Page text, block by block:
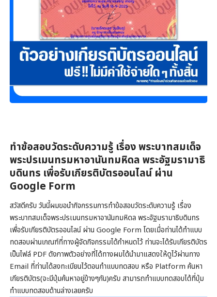
ทำข้อสอบวัดระดับความรู้ เรื่อง พระบาทสมเด็จ
พระปรเมนทรมหาอานันทมหิดล พระอัฐมรามาธิ
บดินทร เพื่อรับเกียรติบัตรออนไลน์ ผ่าน
Google Form
สวัสดีครับ วันนี้ผมขอนำกิจกรรมการทำข้อสอบวัดระดับความรู้ เรื่อง
พระบาทสมเด็จพระปรเมนทรมหาอานันทมหิดล พระอัฐมรามาธิบดินทร
เพื่อรับเกียรติบัตรออนไลน์ ผ่าน Google Form โดยเมื่อท่านได้ทำแบบ
ทดสอบผ่านเกณฑ์ที่ทางผู้จัดกิจกรรมได้กำหนดไว้ ท่านจะได้รับเกียรติบัตร
เป็นไฟล์ PDF ดังภาพตัวอย่างที่ได้ทางผมได้นำมาแสดงให้ดูไว้ผ่านทาง
Email ที่ท่านได้ลงทะเบียนไว้ตอนทำแบบทดสอบ หรือ Platform ค้นหา
เกียรติบัตร(จะมีปุ่มค้นหาอยู่ข้างๆกัน)ครับ สามารถทำแบบทดสอบได้ที่ปุ่ม
ทำแบบทดสอบด้านล่างเลยครับ